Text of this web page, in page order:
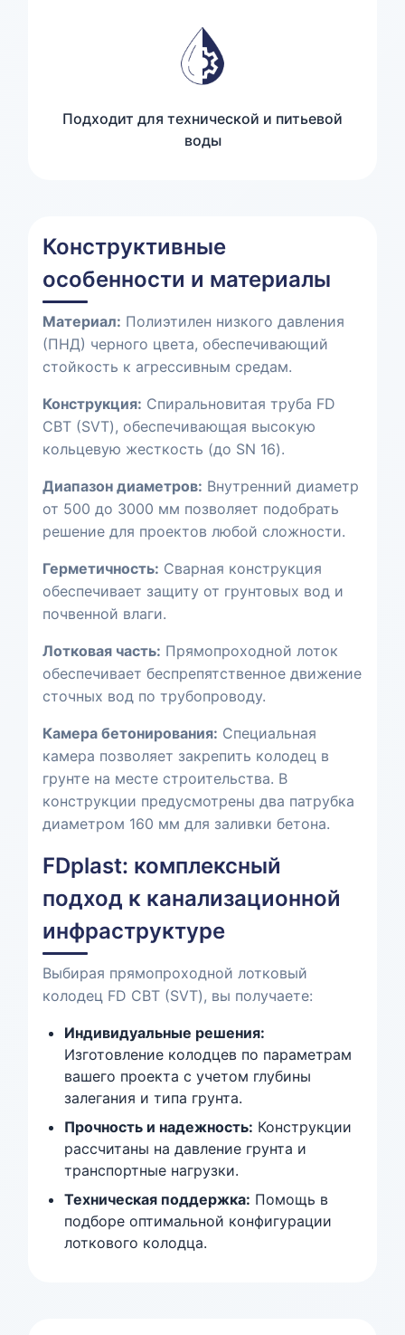
Подходит для технической и питьевой
воды
Конструктивные
особенности и материалы
Материал: Полиэтилен низкого давления
(ПНД) черного цвета, обеспечивающий
стойкость к агрессивным средам.
Конструкция: Спиральновитая труба FD
СВТ (SVT), обеспечивающая высокую
кольцевую жесткость (до SN 16).
Диапазон диаметров: Внутренний диаметр
от 500 до 3000 мм позволяет подобрать
решение для проектов любой сложности.
Герметичность: Сварная конструкция
обеспечивает защиту от грунтовых вод и
почвенной влаги.
Лотковая часть: Прямопроходной лоток
обеспечивает беспрепятственное движение
сточных вод по трубопроводу.
Камера бетонирования: Специальная
камера позволяет закрепить колодец в
грунте на месте строительства. В
конструкции предусмотрены два патрубка
диаметром 160 мм для заливки бетона.
FDplast: комплексный
подход к канализационной
инфраструктуре
Выбирая прямопроходной лотковый
колодец FD СВТ (SVT), вы получаете:
Индивидуальные решения:
Изготовление колодцев по параметрам
вашего проекта с учетом глубины
залегания и типа грунта.
Прочность и надежность: Конструкции
рассчитаны на давление грунта и
транспортные нагрузки.
Техническая поддержка: Помощь в
подборе оптимальной конфигурации
лоткового колодца.